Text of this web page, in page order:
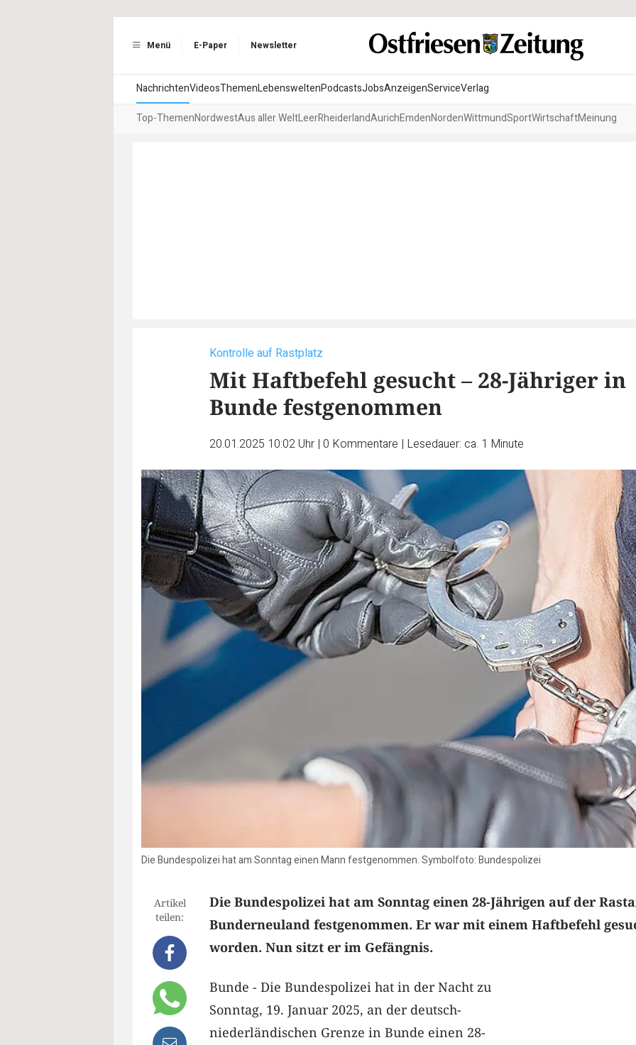
Menü E-Paper Newsletter
NachrichtenVideosThemenLebensweltenPodcastsJobsAnzeigenServiceVerlag
Top-ThemenNordwestAus aller WeltLeerRheiderlandAurichEmdenNordenWittmundSportWirtschaftMeinung
Kontrolle auf Rastplatz
Mit Haftbefehl gesucht – 28-Jähriger in
Bunde festgenommen
20.01.2025 10:02 Uhr | 0 Kommentare | Lesedauer: ca. 1 Minute
Die Bundespolizei hat am Sonntag einen Mann festgenommen. Symbolfoto: Bundespolizei
Artikel
teilen:
Die Bundespolizei hat am Sonntag einen 28-Jährigen auf der
Bunderneuland festgenommen. Er war mit einem Haftbefehl
worden. Nun sitzt er im Gefängnis.
Bunde - Die Bundespolizei hat in der Nacht zu
Sonntag, 19. Januar 2025, an der deutsch-
niederländischen Grenze in Bunde einen 28-